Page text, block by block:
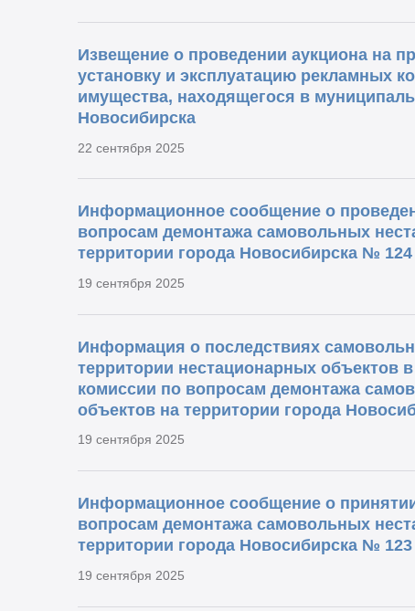
Извещение о проведении аукциона на
установку и эксплуатацию рекламных
имущества, находящегося в
Новосибирска
22 сентября 2025
Информационное сообщение о
вопросам демонтажа самовольных
территории города Новосибирска № 124
19 сентября 2025
Информация о последствиях
территории нестационарных объектов
комиссии по вопросам демонтажа
объектов на территории города
19 сентября 2025
Информационное сообщение о
вопросам демонтажа самовольных
территории города Новосибирска № 123
19 сентября 2025